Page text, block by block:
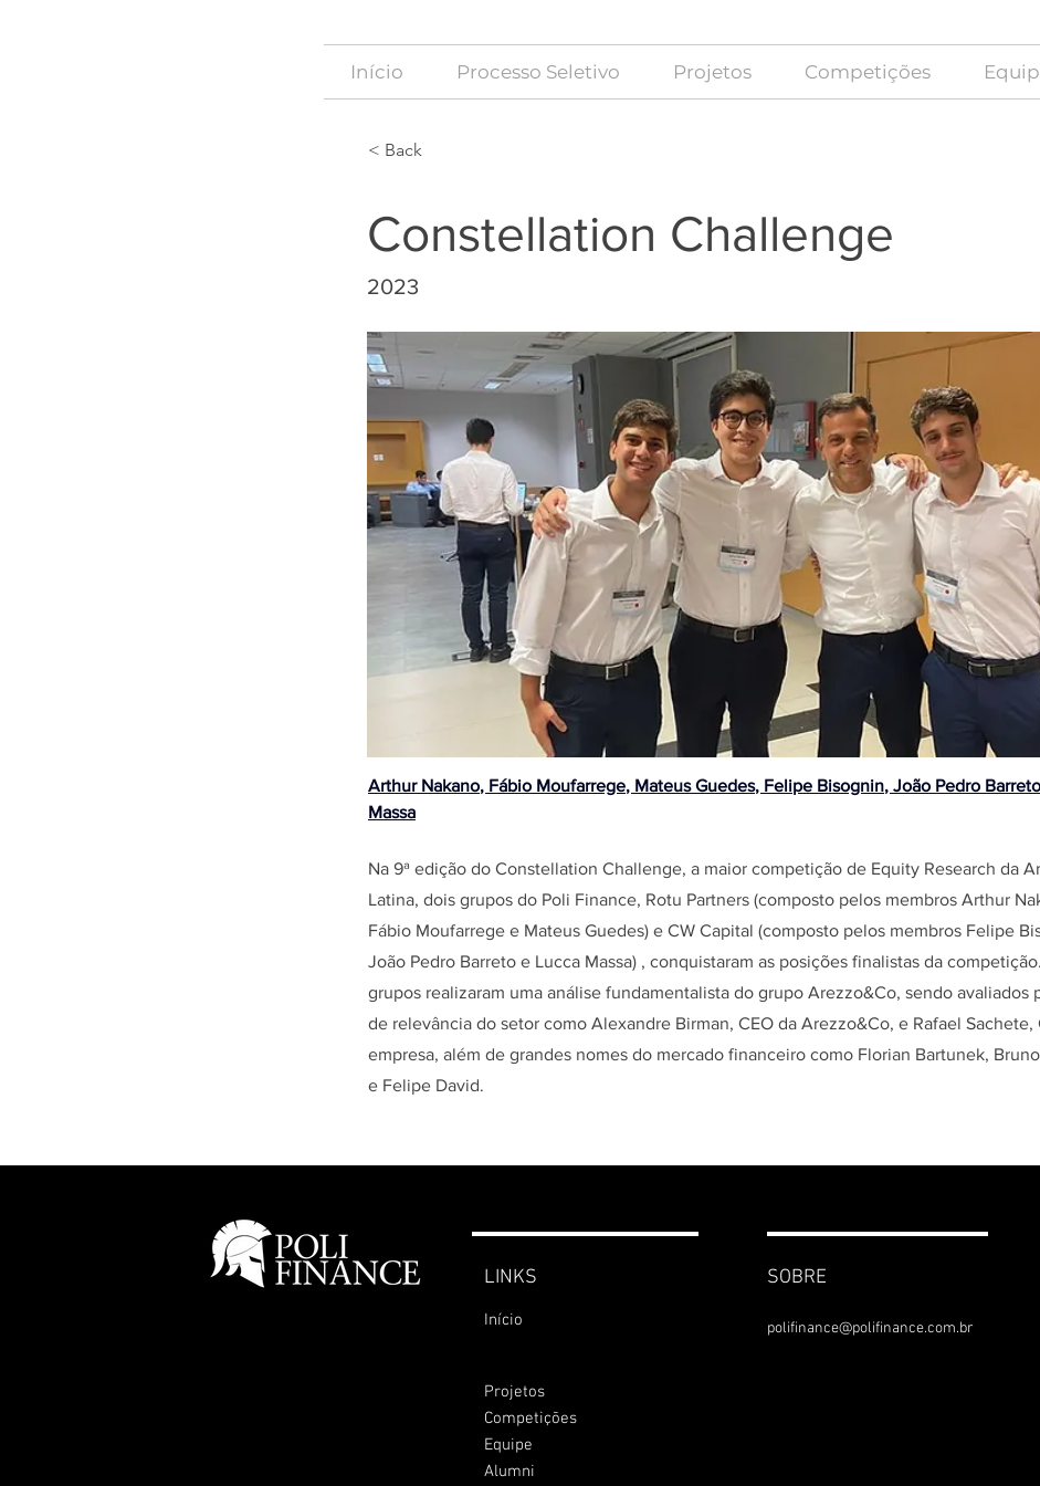
Início Processo Seletivo Projetos Competições
< Back
Constellation Challenge
2023
Arthur Nakano, Fábio Moufarrege, Mateus Guedes, Felipe Bisognin, João Pedro Barreto
Massa
Na 9ª edição do Constellation Challenge, a maior competição de Equity Research da
Latina, dois grupos do Poli Finance, Rotu Partners (composto pelos membros Arthur
Fábio Moufarrege e Mateus Guedes) e CW Capital (composto pelos membros Felipe
João Pedro Barreto e Lucca Massa) , conquistaram as posições finalistas da
grupos realizaram uma análise fundamentalista do grupo Arezzo&Co, sendo avaliados
de relevância do setor como Alexandre Birman, CEO da Arezzo&Co, e Rafael Sachete,
empresa, além de grandes nomes do mercado financeiro como Florian Bartunek,
e Felipe David.
LINKS
Início
SOBRE
polifinance@polifinance.com.br
Projetos
Competições
Equipe
Alumni